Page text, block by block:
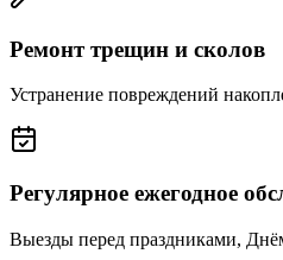
Ремонт трещин и сколов
Устранение повреждений
Регулярное ежегодное
Выезды перед праздниками,